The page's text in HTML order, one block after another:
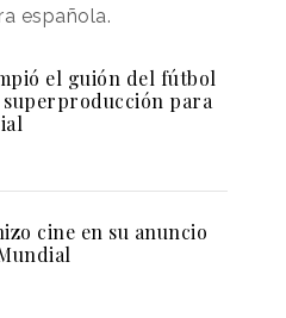
española.
el guión del fútbol
superproducción para
cine en su anuncio